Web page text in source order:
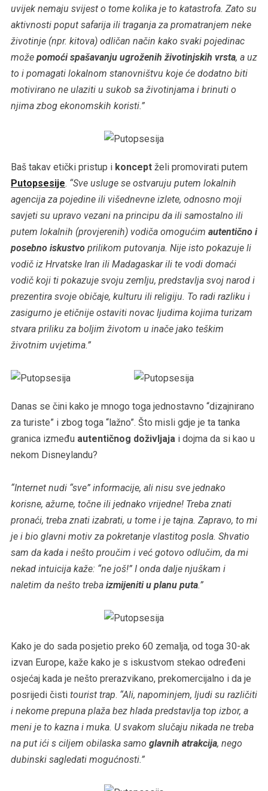
uvijek nemaju svijest o tome kolika je to katastrofa. Zato su
aktivnosti poput safarija ili traganja za promatranjem neke
životinje (npr. kitova) odličan način kako svaki pojedinac
može pomoći spašavanju ugroženih životinjskih vrsta, a uz
to i pomagati lokalnom stanovništvu koje će dodatno biti
motivirano ne ulaziti u sukob sa životinjama i brinuti o
njima zbog ekonomskih koristi.”
Baš takav etički pristup i konceptželi promovirati putem
Putopsesije. “Sve usluge se ostvaruju putem lokalnih
agencija za pojedine ili višednevne izlete, odnosno moji
savjeti su upravo vezani na principu da ili samostalno ili
putem lokalnih (provjerenih) vodiča omogućim autentično i
posebno iskustvoprilikom putovanja. Nije isto pokazuje li
vodič iz Hrvatske Iran ili Madagaskar ili te vodi domaći
vodič koji ti pokazuje svoju zemlju, predstavlja svoj narod i
prezentira svoje običaje, kulturu ili religiju. To radi razliku i
zasigurno je etičnije ostaviti novac ljudima kojima turizam
stvara priliku za boljim životom u inače jako teškim
životnim uvjetima.”
Danas se čini kako je mnogo toga jednostavno “dizajnirano
za turiste” i zbog toga “lažno”. Što misli gdje je ta tanka
granica između autentičnog doživljaja i dojma da si kao u
nekom Disneylandu?
“Internet nudi “sve” informacije, ali nisu sve jednako
korisne, ažurne, točne ili jednako vrijedne! Treba znati
pronaći, treba znati izabrati, u tome i je tajna. Zapravo, to mi
je i bio glavni motiv za pokretanje vlastitog posla. Shvatio
sam da kada i nešto proučim i već gotovo odlučim, da mi
nekad intuicija kaže: “ne još!” I onda dalje njuškam i
naletim da nešto treba izmijeniti u planu puta.”
Kako je do sada posjetio preko 60 zemalja, od toga 30-ak
izvan Europe, kaže kako je s iskustvom stekao određeni
osjećaj kada je nešto prerazvikano, prekomercijalno i da je
posrijedi čisti tourist trap. “Ali, napominjem, ljudi su različiti
i nekome prepuna plaža bez hlada predstavlja top izbor, a
meni je to kazna i muka. U svakom slučaju nikada ne treba
na put ići s ciljem obilaska samo glavnih atrakcija, nego
dubinski sagledati mogućnosti.”